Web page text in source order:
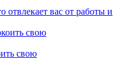
отвлекает вас от работы и
свою